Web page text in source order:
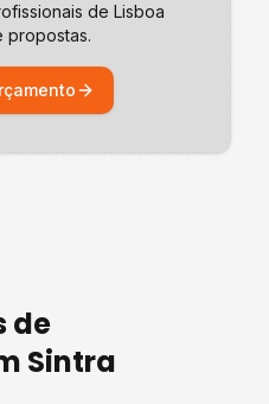
de Lisboa
propostas.
de
Sintra